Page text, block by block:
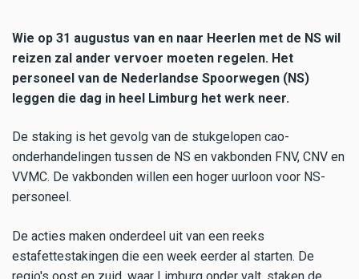
Wie op 31 augustus van en naar Heerlen met de NS wil
reizen zal ander vervoer moeten regelen. Het
personeel van de Nederlandse Spoorwegen (NS)
leggen die dag in heel Limburg het werk neer.
De staking is het gevolg van de stukgelopen cao-
onderhandelingen tussen de NS en vakbonden FNV, CNV en
VVMC. De vakbonden willen een hoger uurloon voor NS-
personeel.
De acties maken onderdeel uit van een reeks
estafettestakingen die een week eerder al starten. De